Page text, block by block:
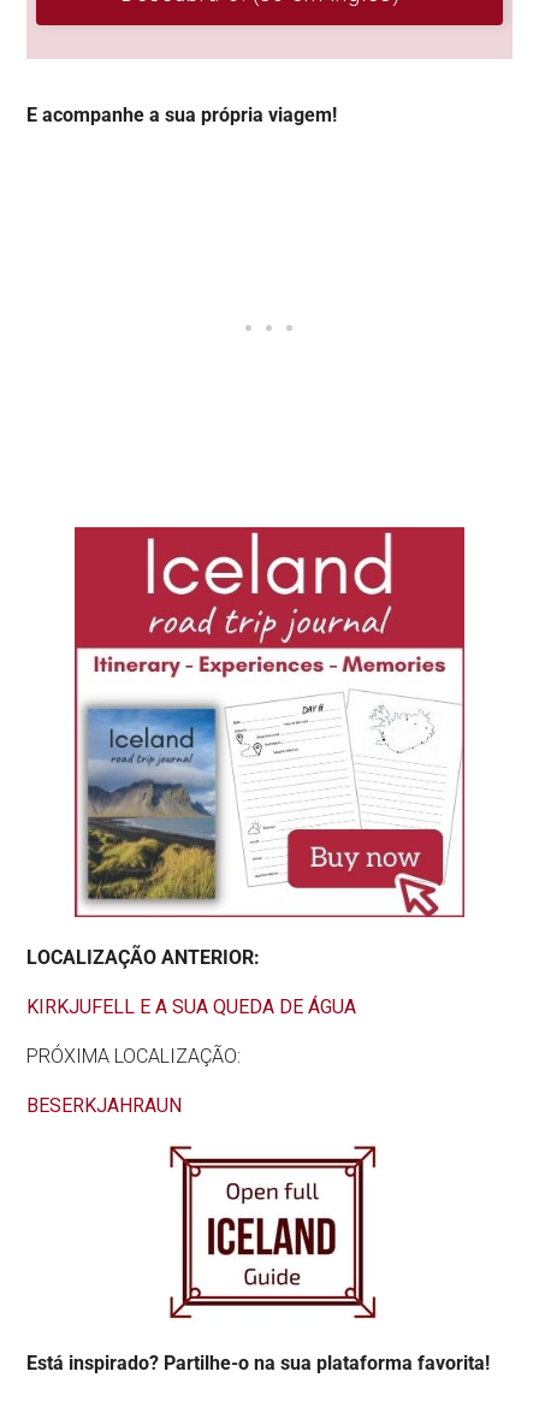
E acompanhe a sua própria viagem!
LOCALIZAÇÃO ANTERIOR:
KIRKJUFELL E A SUA QUEDA DE ÁGUA
PRÓXIMA LOCALIZAÇÃO:
BESERKJAHRAUN
Está inspirado? Partilhe-o na sua plataforma favorita!